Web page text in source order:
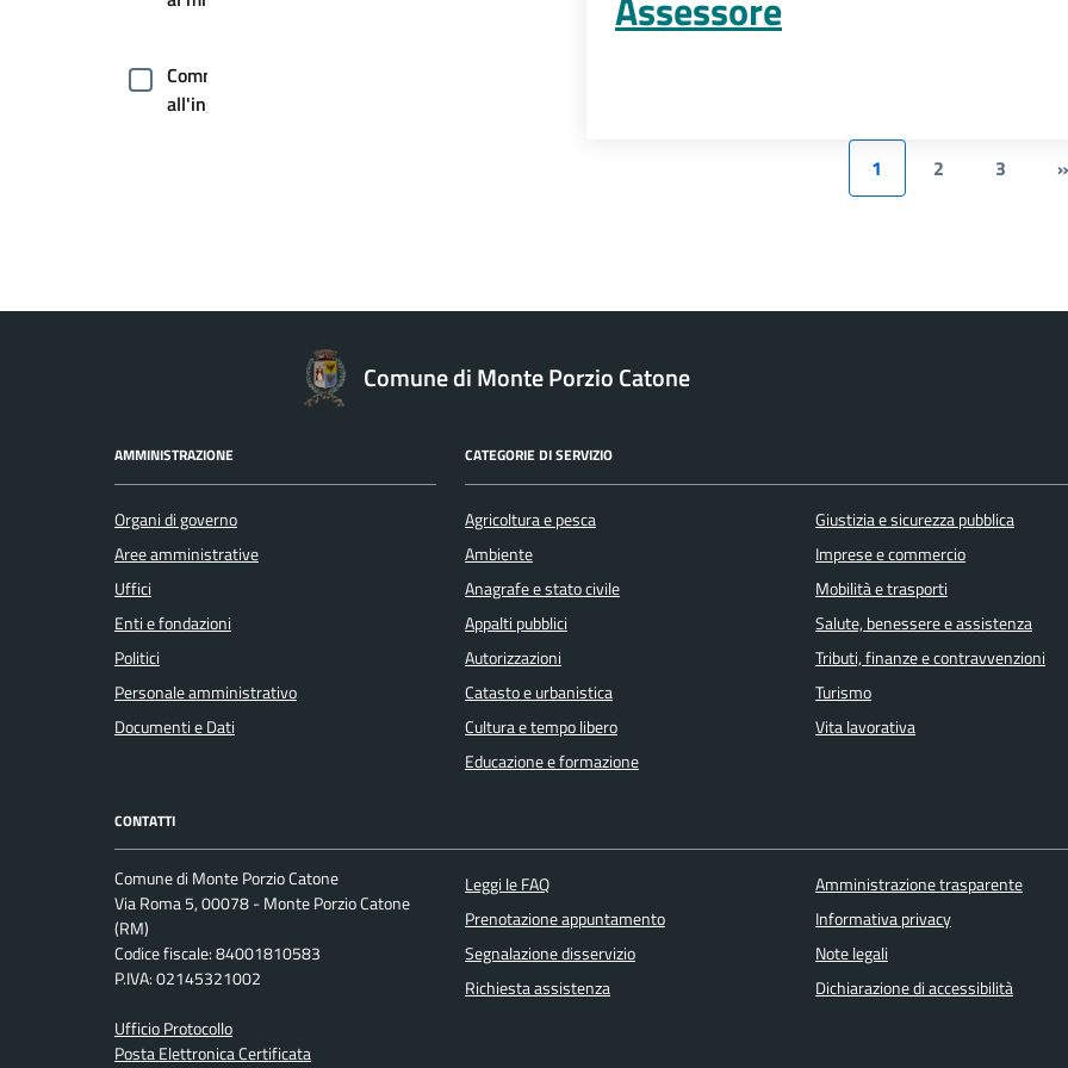
Commercio
all'ingrosso
istituzionale
Concorsi
Covid-
Energie
rinnovabili
Estero
Foreste
1 2 3 »
Comune di Monte Porzio Catone
AMMINISTRAZIONE
Organi di governo
Aree amministrative
Uffici
Enti e fondazioni
Politici
Personale amministrativo
Documenti e Dati
CATEGORIE DI SERVIZIO
Agricoltura e pesca
Ambiente
Anagrafe e stato civile
Appalti pubblici
Autorizzazioni
Catasto e urbanistica
Cultura e tempo libero
Educazione e formazione
Giustizia e sicurezza pubblica
Imprese e commercio
Mobilità e trasporti
Salute, benessere e assistenza
Tributi, finanze e contravvenzioni
Turismo
Vita lavorativa
CONTATTI
Comune di Monte Porzio Catone
Via Roma 5, 00078 - Monte Porzio Catone
(RM)
Codice fiscale: 84001810583
P.IVA: 02145321002
Ufficio Protocollo
Posta Elettronica Certificata
Leggi le FAQ
Prenotazione appuntamento
Segnalazione disservizio
Richiesta assistenza
Amministrazione trasparente
Informativa privacy
Note legali
Dichiarazione di accessibilità